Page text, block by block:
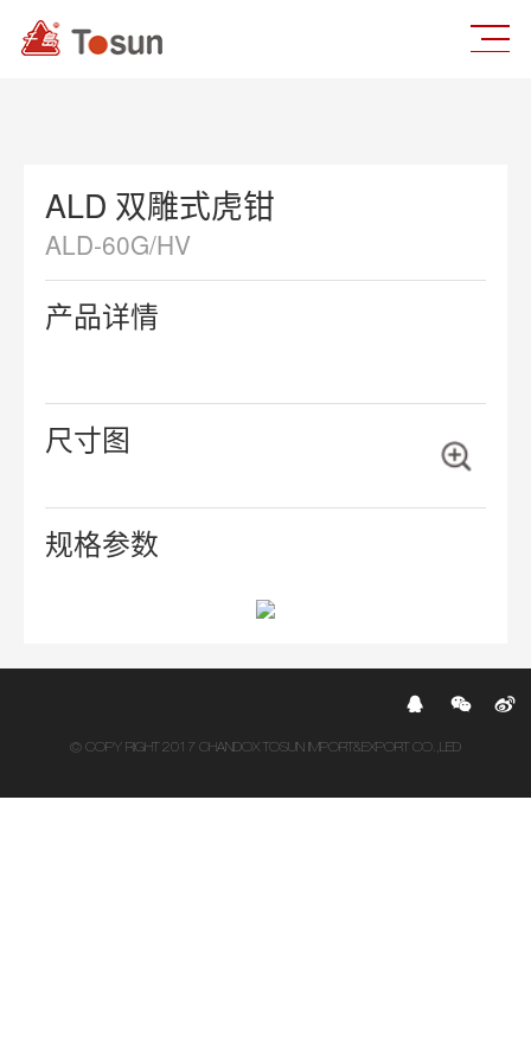
ALD 双雕式虎钳
ALD-60G/HV
产品详情
尺寸图
规格参数
© COPY RIGHT 2017 CHANDOX TOSUN IMPORT&EXPORT CO.,LED